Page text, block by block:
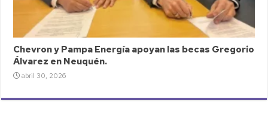
Chevron y Pampa Energía apoyan las becas Gregorio
Álvarez en Neuquén.
abril 30, 2026